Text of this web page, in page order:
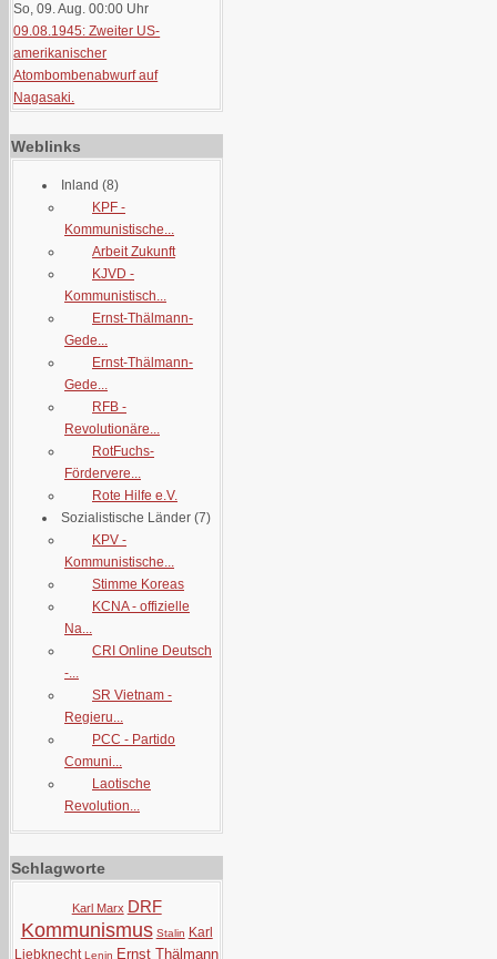
So, 09. Aug. 00:00 Uhr
09.08.1945: Zweiter US-
amerikanischer
Atombombenabwurf auf
Nagasaki.
Weblinks
Inland (8)
KPF -
Kommunistische...
Arbeit Zukunft
KJVD -
Kommunistisch...
Ernst-Thälmann-
Gede...
Ernst-Thälmann-
Gede...
RFB -
Revolutionäre...
RotFuchs-
Fördervere...
Rote Hilfe e.V.
Sozialistische Länder (7)
KPV -
Kommunistische...
Stimme Koreas
KCNA - offizielle
Na...
CRI Online Deutsch
-...
SR Vietnam -
Regieru...
PCC - Partido
Comuni...
Laotische
Revolution...
Schlagworte
Karl Marx DRF
Kommunismus Stalin Karl
Liebknecht Lenin Ernst Thälmann